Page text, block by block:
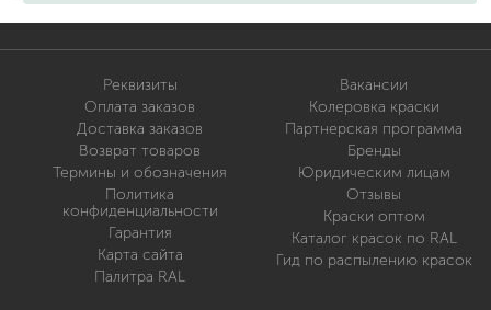
Реквизиты
Оплата заказов
Доставка заказов
Возврат товаров
Термины и обозначения
Политика
конфиденциальности
Гарантия
Карта сайта
Палитра RAL
Вакансии
Колеровка краски
Партнерская программа
Бренды
Юридическим лицам
Отзывы
Краски оптом
Каталог красок по RAL
Гид по распылению красок